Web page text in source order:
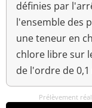
définies par
l'ensemble des
une teneur en
chlore libre sur
de l'ordre de
Prélèvement